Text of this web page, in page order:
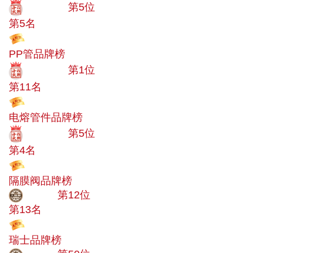
第5位
第5名
PP管品牌榜
第1位
第11名
电熔管件品牌榜
第5位
第4名
隔膜阀品牌榜
第12位
第13名
瑞士品牌榜